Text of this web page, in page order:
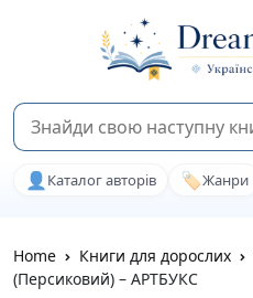
👤 Каталог авторів 🏷️Жанри
Home Книги для дорослих
(Персиковий) – АРТБУКС